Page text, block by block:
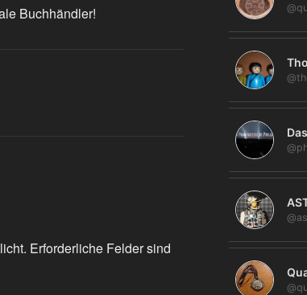
Buchhändler!
Erforderliche Felder sind